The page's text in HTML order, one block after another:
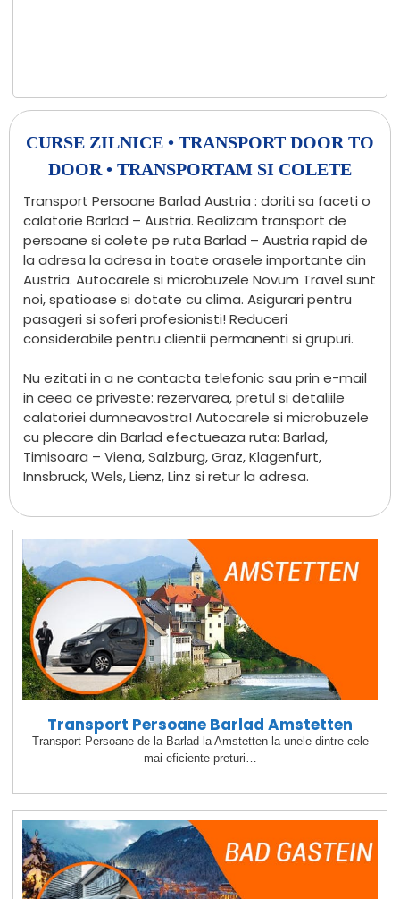
CURSE ZILNICE • TRANSPORT DOOR TO
DOOR • TRANSPORTAM SI COLETE
Transport Persoane Barlad Austria : doriti sa faceti o
calatorie Barlad – Austria. Realizam transport de
persoane si colete pe ruta Barlad – Austria rapid de
la adresa la adresa in toate orasele importante din
Austria. Autocarele si microbuzele Novum Travel sunt
noi, spatioase si dotate cu clima. Asigurari pentru
pasageri si soferi profesionisti! Reduceri
considerabile pentru clientii permanenti si grupuri.
Nu ezitati in a ne contacta telefonic sau prin e-mail
in ceea ce priveste: rezervarea, pretul si detaliile
calatoriei dumneavostra! Autocarele si microbuzele
cu plecare din Barlad efectueaza ruta: Barlad,
Timisoara – Viena, Salzburg, Graz, Klagenfurt,
Innsbruck, Wels, Lienz, Linz si retur la adresa.
Transport Persoane Barlad Amstetten
Transport Persoane de la Barlad la Amstetten la unele dintre cele
mai eficiente preturi…